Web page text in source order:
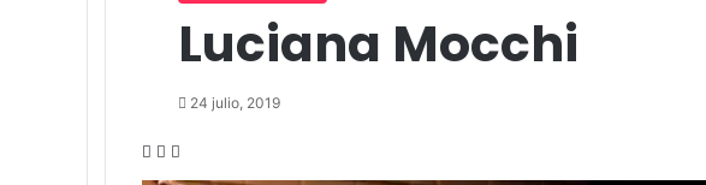
Luciana Mocchi
24 julio, 2019
Facebook
Twitter